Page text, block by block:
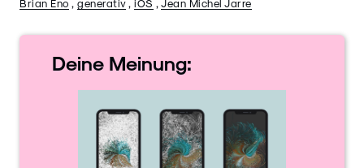
Brian Eno , generativ, iOS , Jean Michel Jarre
Deine Meinung: